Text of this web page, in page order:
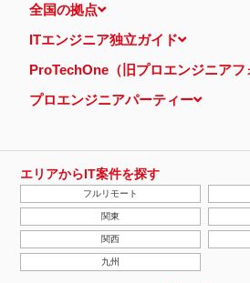
全国の拠点
ITエンジニア独立ガイド
ProTechOne（旧プロエンジニアフ
プロエンジニアパーティー
エリアからIT案件を探す
フルリモート
関東
関西
九州